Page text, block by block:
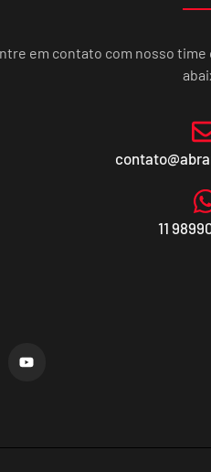
em contato com nosso time
11